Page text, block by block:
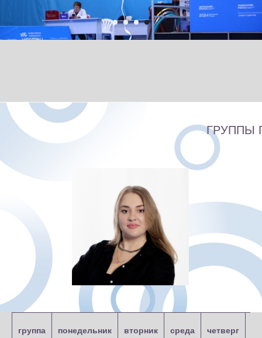
ГРУППЫ
группа понедельник вторник среда четверг